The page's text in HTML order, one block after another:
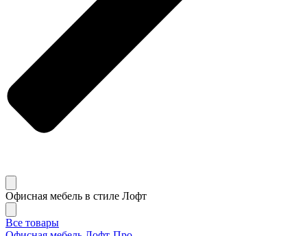
Офисная мебель в стиле Лофт
Все товары